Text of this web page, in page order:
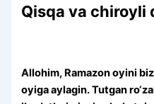
Qisqa va chiroyli
Allohim, Ramazon oyini
oyiga aylagin. Tutgan